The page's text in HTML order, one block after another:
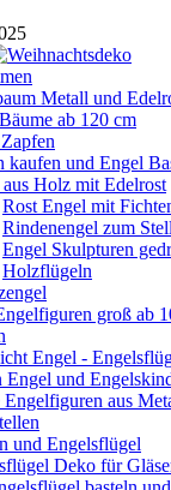
Metall und
ab 120 cm
kaufen und Engel
Holz mit Edelrost
Rost Engel mit
Rindenengel zum
Engel Skulpturen
Holzflügeln
groß ab
Engel -
Engel und
Engelfiguren aus
und Engelsflügel
Deko für